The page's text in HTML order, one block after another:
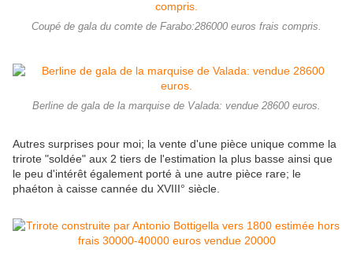
Coupé de gala du comte de Farabo:286000 euros frais compris.
Berline de gala de la marquise de Valada: vendue 28600 euros.
Autres surprises pour moi; la vente d'une pièce unique comme la
trirote "soldée" aux 2 tiers de l'estimation la plus basse ainsi que
le peu d'intérêt également porté à une autre pièce rare; le
phaéton à caisse cannée du XVIII° siècle.